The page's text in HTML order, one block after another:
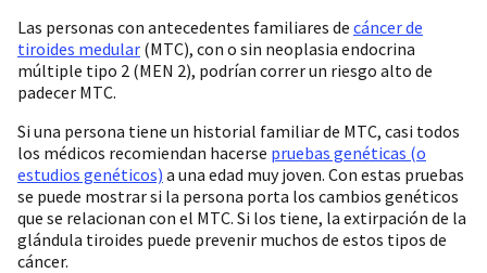
Las personas con antecedentes familiares de cáncer de
tiroides medular (MTC), con o sin neoplasia endocrina
múltiple tipo 2 (MEN 2), podrían correr un riesgo alto de
padecer MTC.
Si una persona tiene un historial familiar de MTC, casi todos
los médicos recomiendan hacerse pruebas genéticas (o
estudios genéticos) a una edad muy joven. Con estas pruebas
se puede mostrar si la persona porta los cambios genéticos
que se relacionan con el MTC. Si los tiene, la extirpación de la
glándula tiroides puede prevenir muchos de estos tipos de
cáncer.